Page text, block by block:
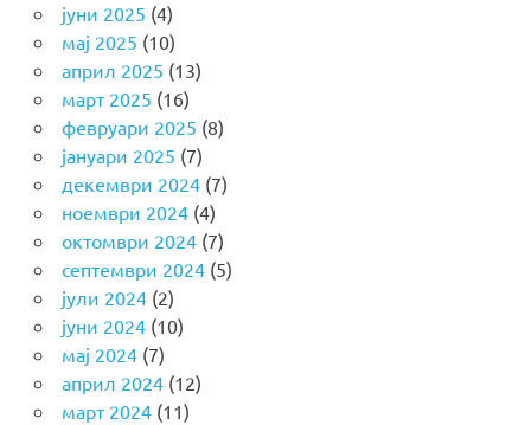
јуни 2025 (4)
мај 2025 (10)
април 2025 (13)
март 2025 (16)
февруари 2025 (8)
јануари 2025 (7)
декември 2024(7)
ноември 2024(4)
октомври 2024(7)
септември 2024(5)
јули 2024(2)
јуни 2024(10)
мај 2024(7)
април 2024(12)
март 2024(11)